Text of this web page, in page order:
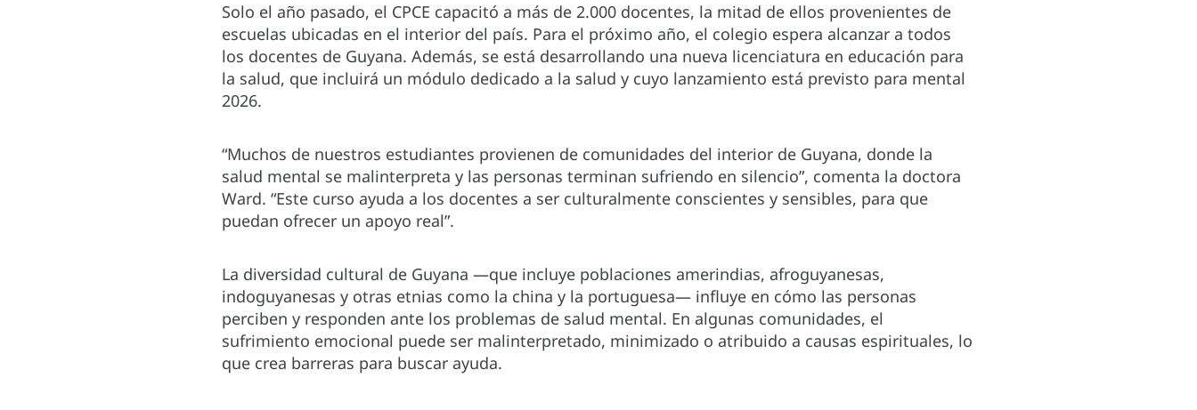
Solo el año pasado, el CPCE capacitó a más de 2.000 docentes, la mitad de ellos provenientes de
escuelas ubicadas en el interior del país. Para el próximo año, el colegio espera alcanzar a todos
los docentes de Guyana. Además, se está desarrollando una nueva licenciatura en educación para
la salud, que incluirá un módulo dedicado a la salud y cuyo lanzamiento está previsto para mental
2026.
“Muchos de nuestros estudiantes provienen de comunidades del interior de Guyana, donde la
salud mental se malinterpreta y las personas terminan sufriendo en silencio”, comenta la doctora
Ward. “Este curso ayuda a los docentes a ser culturalmente conscientes y sensibles, para que
puedan ofrecer un apoyo real”.
La diversidad cultural de Guyana —que incluye poblaciones amerindias, afroguyanesas,
indoguyanesas y otras etnias como la china y la portuguesa— influye en cómo las personas
perciben y responden ante los problemas de salud mental. En algunas comunidades, el
sufrimiento emocional puede ser malinterpretado, minimizado o atribuido a causas espirituales, lo
que crea barreras para buscar ayuda.